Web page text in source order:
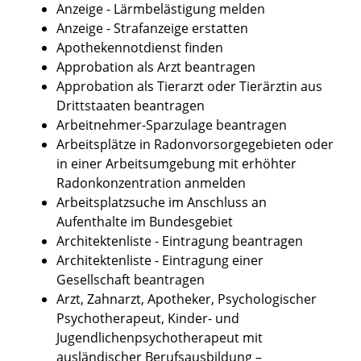
Anzeige - Lärmbelästigung melden
Anzeige - Strafanzeige erstatten
Apothekennotdienst finden
Approbation als Arzt beantragen
Approbation als Tierarzt oder Tierärztin aus
Drittstaaten beantragen
Arbeitnehmer-Sparzulage beantragen
Arbeitsplätze in Radonvorsorgegebieten oder
in einer Arbeitsumgebung mit erhöhter
Radonkonzentration anmelden
Arbeitsplatzsuche im Anschluss an
Aufenthalte im Bundesgebiet
Architektenliste - Eintragung beantragen
Architektenliste - Eintragung einer
Gesellschaft beantragen
Arzt, Zahnarzt, Apotheker, Psychologischer
Psychotherapeut, Kinder- und
Jugendlichenpsychotherapeut mit
ausländischer Berufsausbildung –